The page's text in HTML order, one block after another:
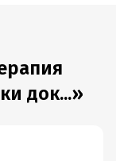
док...»